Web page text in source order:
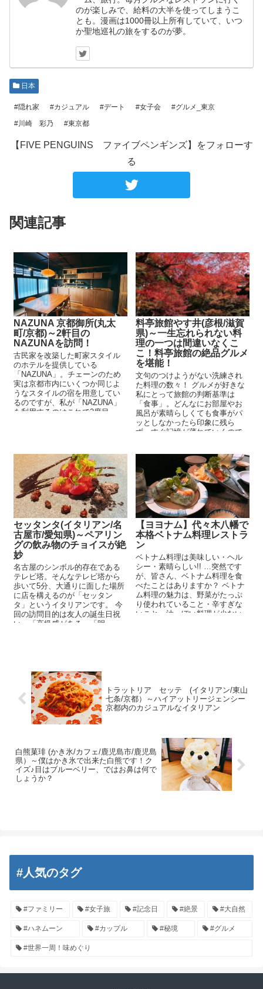
のが楽しみで、給料の大半を使ってしまうこ
とも。漫画は1000冊以上所有していて、いつ
か聖地巡礼の旅をするのが夢。
日本
#隠れ家 #カジュアル #デート #女子会
#グルメ_東京
#川崎 彩乃
#東京都
【FIVE PENGUINS ファイブペンギンズ】をフォローす
る
関連記事
NAZUNA 京都御所(丸太
町/京都)～2軒目の
NAZUNAを訪問！
古民家を改築した町家スタイル
のホテルを提供している
「NAZUNA」。チェーンのため
実は京都市内にいくつか同じよ
うなスタイルの宿を用意してい
るのですが、私が「NAZUNA」
を利用するのはこれで2度目...
料亭旅館やす井(彦根/滋賀
県)～一生忘れられない料
理の一つは間違いなくこ
こ！料亭旅館の絶品グルメ
を堪能！
文句のつけようがない洗練され
た料理の数々！ グルメが好きな
私にとって旅館の判断基準は
「食事」。どんなにお部屋やお
風呂が素晴らしくても食事がパ
ッとしなかったら印象に残ら
ず、すぐ記憶が薄れていくので
セッタンタ(イタリアン/名
古屋市/愛知県)～ペアリン
グの飲み物のチョイスが絶
妙
名古屋のシンボル的存在である
テレビ塔。そんなテレビ塔から
歩いて5分、大通りに面した場所
に店を構えるのが「セッタン
タ」というイタリアンです。 今
回の訪問目的は友人の誕生日祝
い。「高級感がある」「明...
【ヨヨナム】代々木八幡で
本格ベトナム料理レストラ
ン
ベトナム料理は美味しい・ヘル
シー・素晴らしい!! …突然です
が、皆さん、ベトナム料理を食
べたことはありますか？ ベトナ
ム料理の魅力は、野菜がたっぷ
り使われていること・辛すぎな
いこと・油っぽい料理が少ない
トラットリア セッテ (イタリアン/東山
七条/京都）～ハイアットリージェンシー
京都内のカジュアルなイタリアン
白熊菓琲 (かき氷/カフェ/鹿児島市/鹿児島
県）～僕はかき氷で出来た白熊です！ク
イズ♪目はブルーベリー、ではお鼻は何で
しょうか？
#人気のタグ
#ファミリー #女子旅 #記念日 #絶景 #大自然
#ハネムーン #カップル #秘境 #グルメ
#世界一周！味めぐり